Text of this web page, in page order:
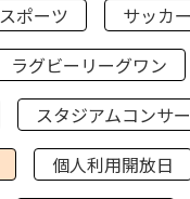
スポーツ
サッカー
ラグビーリーグワン
スタジアムコンサ
個人利用開放日